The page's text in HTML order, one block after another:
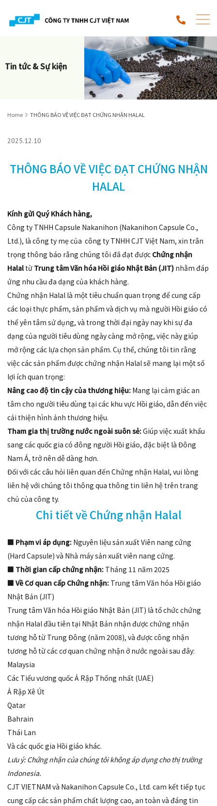
Tin tức & Sự kiện
Home THÔNG BÁO VỀ VIỆC ĐẠT CHỨNG NHẬN HALAL
2025.12.10
THÔNG BÁO VỀ VIỆC ĐẠT CHỨNG NHẬN
HALAL
Kính gửi Quý Khách hàng,
Công ty TNHH Capsule Nakanihon (Nakanihon Capsule Co.,
Ltd.), là công ty mẹ của công ty TNHH CJT Việt Nam, xin trân
trọng thông báo rằng chúng tôi đã đạt được Chứng nhận
Halal từ Trung tâm Văn hóa Hồi giáo Nhật Bản (JIT) nhằm đáp
ứng nhu cầu đa dạng của khách hàng.
Chứng nhận Halal là một tiêu chuẩn quan trọng để cung cấp
các loại thực phẩm, sản phẩm và dịch vụ mà người Hồi giáo có
thể yên tâm sử dụng, và trong thời đại ngày nay khi sự đa
dạng của người tiêu dùng ngày càng mở rộng, việc này giúp
mở rộng các lựa chọn sản phẩm. Cụ thể, chúng tôi tin rằng
việc các sản phẩm được chứng nhận Halal sẽ mang lại một số
lợi ích quan trọng:
Nâng cao độ tin cậy của thương hiệu: Mang lại cảm giác an
tâm cho người tiêu dùng tại các khu vực Hồi giáo, dẫn đến việc
cải thiện hình ảnh thương hiệu.
Tham gia thị trường nước ngoài suôn sẻ:Giúp việc xuất khẩu
sang các quốc gia có đông người Hồi giáo, đặc biệt là Đông
Nam Á, trở nên dễ dàng hơn.
Đối với các câu hỏi liên quan đến Chứng nhận Halal, vui lòng
liên hệ với chúng tôi thông qua thông tin liên hệ trên trang
chủ của công ty.
Chi tiết về Chứng nhận Halal
■ Phạm vi áp dụng: Nguyên liệu sản xuất Viên nang cứng
(Hard Capsule) và Nhà máy sản xuất viên nang cứng.
■ Thời gian cấp chứng nhận: Tháng 11 năm 2025
■ Về Cơ quan cấp Chứng nhận: Trung tâm Văn hóa Hồi giáo
Nhật Bản (JIT)
Trung tâm Văn hóa Hồi giáo Nhật Bản (JIT) là tổ chức chứng
nhận Halal đầu tiên tại Nhật Bản nhận được chứng nhận
tương hỗ từ Trung Đông (năm 2008), và được công nhận
tương hỗ từ các cơ quan chứng nhận ở nước ngoài sau đây:
Malaysia
Các Tiểu vương quốc Ả Rập Thống nhất (UAE)
Ả Rập Xê Út
Qatar
Bahrain
Thái Lan
Và các quốc gia Hồi giáo khác.
Lưu ý: Chứng nhận của chúng tôi không áp dụng cho thị trường
Indonesia.
CJT VIETNAM và Nakanihon Capsule Co., Ltd. cam kết tiếp tục
cung cấp các sản phẩm chất lượng cao, an toàn và đáng tin